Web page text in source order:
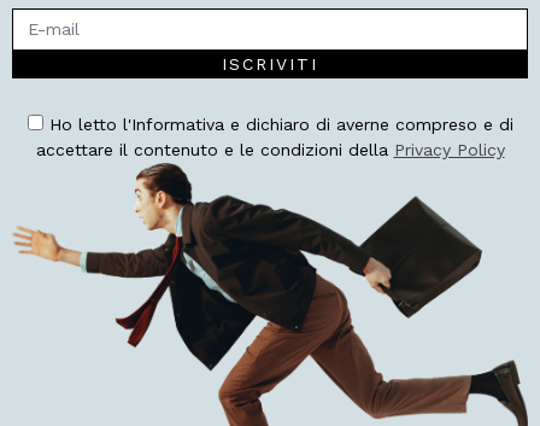
ISCRIVITI
Ho letto l'Informativa e dichiaro di averne compreso e di
accettare il contenuto e le condizioni della Privacy Policy